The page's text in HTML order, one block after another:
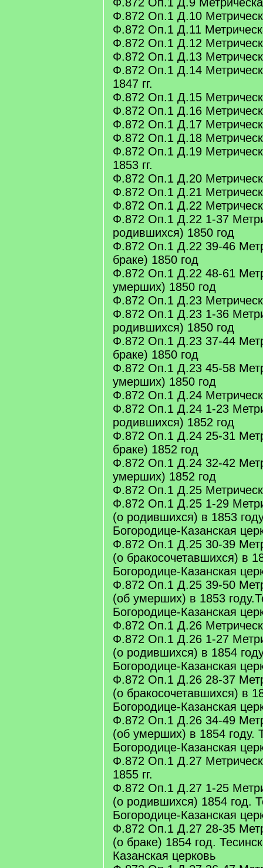
Ф.872 Оп.1 Д.10
Ф.872 Оп.1 Д.11
Ф.872 Оп.1 Д.12
Ф.872 Оп.1 Д.13
Ф.872 Оп.1 Д.14
1847 гг.
Ф.872 Оп.1 Д.15
Ф.872 Оп.1 Д.16
Ф.872 Оп.1 Д.17
Ф.872 Оп.1 Д.18
Ф.872 Оп.1 Д.19
1853 гг.
Ф.872 Оп.1 Д.20
Ф.872 Оп.1 Д.21
Ф.872 Оп.1 Д.22
Ф.872 Оп.1 Д.22 1-37
родившихся) 1850 год
Ф.872 Оп.1 Д.22 39-46
браке) 1850 год
Ф.872 Оп.1 Д.22 48-61
умерших) 1850 год
Ф.872 Оп.1 Д.23
Ф.872 Оп.1 Д.23 1-36
родившихся) 1850 год
Ф.872 Оп.1 Д.23 37-44
браке) 1850 год
Ф.872 Оп.1 Д.23 45-58
умерших) 1850 год
Ф.872 Оп.1 Д.24
Ф.872 Оп.1 Д.24 1-23
родившихся) 1852 год
Ф.872 Оп.1 Д.24 25-31
браке) 1852 год
Ф.872 Оп.1 Д.24 32-42
умерших) 1852 год
Ф.872 Оп.1 Д.25
Ф.872 Оп.1 Д.25 1-29
(о родившихся) в 1853
Богородице-Казанская
Ф.872 Оп.1 Д.25 30-39
(о бракосочетавшихся) в
Богородице-Казанская
Ф.872 Оп.1 Д.25 39-50
(об умерших) в 1853
Богородице-Казанская
Ф.872 Оп.1 Д.26
Ф.872 Оп.1 Д.26 1-27
(о родившихся) в 1854
Богородице-Казанская
Ф.872 Оп.1 Д.26 28-37
(о бракосочетавшихся) в
Богородице-Казанская
Ф.872 Оп.1 Д.26 34-49
(об умерших) в 1854 году.
Богородице-Казанская
Ф.872 Оп.1 Д.27
1855 гг.
Ф.872 Оп.1 Д.27 1-25
(о родившихся) 1854 год.
Богородице-Казанская
Ф.872 Оп.1 Д.27 28-35
(о браке) 1854 год.
Казанская церковь